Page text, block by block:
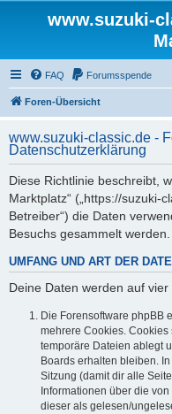
www.suzuki-
FAQ Forumsspende
Foren-Übersicht
www.suzuki-classic.de -
Datenschutzerklärung
Diese Richtlinie beschreibt,
Marktplatz“ („https://suzuki-
Betreiber“) die Daten
Besuchs gesammelt werden.
UMFANG UND ART DER
Deine Daten werden auf
Die Forensoftware phpBB
mehrere Cookies.
temporäre Dateien ablegt
Boards erhalten bleiben.
Sitzung (damit dir alle
Informationen über die
dieser als gelesen/